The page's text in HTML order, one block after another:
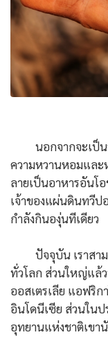
นอกจากจะเป็นที่
ความหวานหอมแล
ลายเป็นอาหารอันโ
เจ้าของแผ่นดินทวีป
กำลังกินองุ่นทีเดียว
ปัจจุบัน เราสาม
ทั่วโลก ส่วนใหญ่แล้
ออสเตรเลีย แอฟริก
อินโดนีเซีย ส่วนใน
อุทยานแห่งชาติเขา